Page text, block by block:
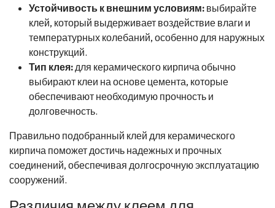
Устойчивость к внешним условиям: выбирайте
клей, который выдерживает воздействие влаги и
температурных колебаний, особенно для наружных
конструкций.
Тип клея: для керамического кирпича обычно
выбирают клеи на основе цемента, которые
обеспечивают необходимую прочность и
долговечность.
Правильно подобранный клей для керамического
кирпича поможет достичь надежных и прочных
соединений, обеспечивая долгосрочную эксплуатацию
сооружений.